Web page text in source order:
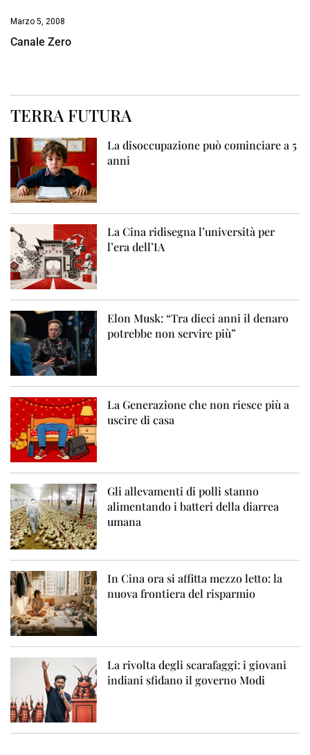
Marzo 5, 2008
Canale Zero
TERRA FUTURA
La disoccupazione può cominciare a 5
anni
La Cina ridisegna l’università per
l’era dell’IA
Elon Musk: “Tra dieci anni il denaro
potrebbe non servire più”
La Generazione che non riesce più a
uscire di casa
Gli allevamenti di polli stanno
alimentando i batteri della diarrea
umana
In Cina ora si affitta mezzo letto: la
nuova frontiera del risparmio
La rivolta degli scarafaggi: i giovani
indiani sfidano il governo Modi